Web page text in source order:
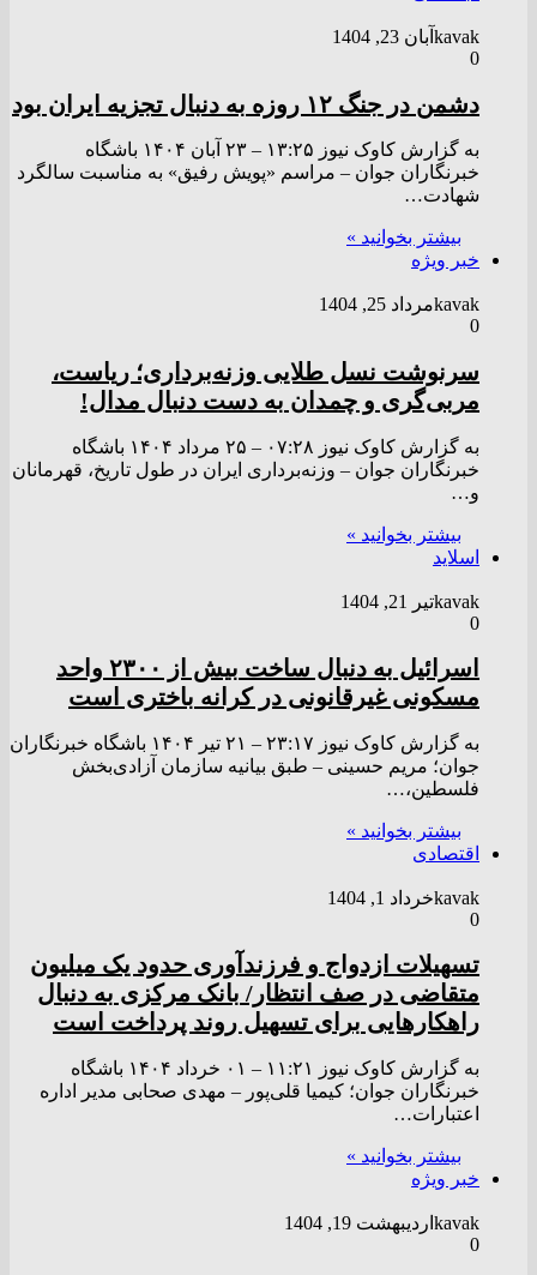
kavak آبان 23, 1404
0
دشمن در جنگ ۱۲ روزه به دنبال تجزیه ایران بود
به گزارش کاوک نیوز ۱۳:۲۵ – ۲۳ آبان ۱۴۰۴ باشگاه
خبرنگاران جوان – مراسم «پویش رفیق» به مناسبت سالگرد
شهادت…
بیشتر بخوانید »
خبر ویژه
kavakمرداد 25, 1404
0
سرنوشت نسل طلایی وزنه‌برداری؛ ریاست،
مربی‌گری و چمدان به دست دنبال مدال!
به گزارش کاوک نیوز ۰۷:۲۸ – ۲۵ مرداد ۱۴۰۴ باشگاه
خبرنگاران جوان – وزنه‌برداری ایران در طول تاریخ، قهرمانان
و…
بیشتر بخوانید »
اسلاید
kavakتیر 21, 1404
0
اسرائیل به دنبال ساخت بیش از ۲۳۰۰ واحد
مسکونی غیرقانونی در کرانه باختری است
به گزارش کاوک نیوز ۲۳:۱۷ – ۲۱ تير ۱۴۰۴ باشگاه خبرنگاران
جوان؛ مریم حسینی – طبق بیانیه سازمان آزادی‌بخش
فلسطین،…
بیشتر بخوانید »
اقتصادی
kavakخرداد 1, 1404
0
تسهیلات ازدواج و فرزندآوری حدود یک میلیون
متقاضی در صف انتظار/ بانک مرکزی به دنبال
راهکارهایی برای تسهیل روند پرداخت است
به گزارش کاوک نیوز ۱۱:۲۱ – ۰۱ خرداد ۱۴۰۴ باشگاه
خبرنگاران جوان؛ کیمیا قلی‌پور – مهدی صحابی مدیر اداره
اعتبارات…
بیشتر بخوانید »
خبر ویژه
kavak اردیبهشت 19, 1404
0